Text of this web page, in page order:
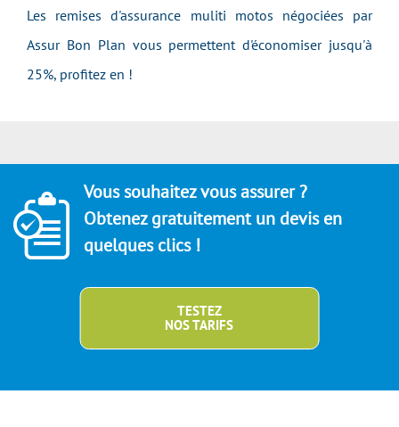
Les remises d'assurance muliti motos négociées par
Assur Bon Plan vous permettent d'économiser jusqu'à
25%, profitez en !
Vous souhaitez vous assurer ?
Obtenez gratuitement un devis en
quelques clics !
TESTEZ
NOS TARIFS